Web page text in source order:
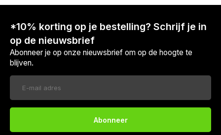
*10% korting op je bestelling? Schrijf je in
op de nieuwsbrief
Abonneer je op onze nieuwsbrief om op de hoogte te
blijven.
Abonneer